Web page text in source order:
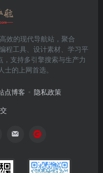
效的现代导航站，聚合
程工具、设计素材、学习平
支持多引擎搜索与生产力
的上网首选。
点博客 隐私政策